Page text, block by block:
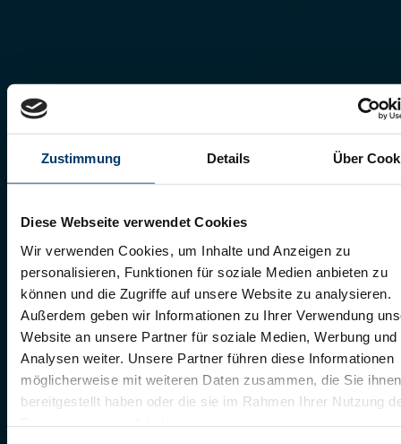
Zustimmung Details Über
Diese Webseite verwendet Cookies
Wir verwenden Cookies, um Inhalte und Anzeigen zu
personalisieren, Funktionen für soziale Medien anbieten zu
können und die Zugriffe auf unsere Website zu analysieren.
Außerdem geben wir Informationen zu Ihrer Verwendung
Website an unsere Partner für soziale Medien, Werbung und
Analysen weiter. Unsere Partner führen diese Informationen
möglicherweise mit weiteren Daten zusammen, die Sie ihnen
bereitgestellt haben oder die sie im Rahmen Ihrer Nutzung